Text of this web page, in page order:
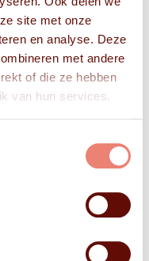
site met onze
en analyse. Deze
met andere
of die ze hebben
van hun services.